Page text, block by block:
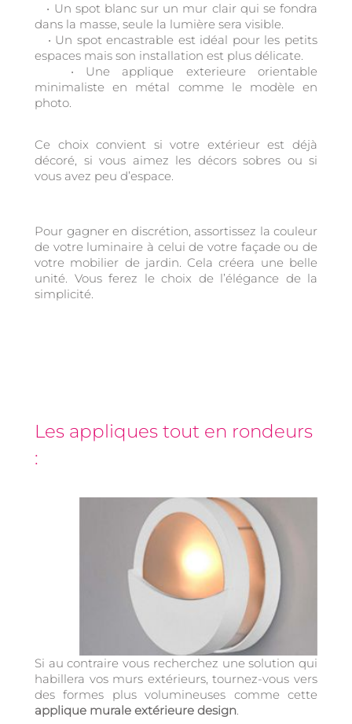
• Un spot blanc sur un mur clair qui se fondra
dans la masse, seule la lumière sera visible.
• Un spot encastrable est idéal pour les petits
espaces mais son installation est plus délicate.
• Une applique exterieure orientable
minimaliste en métal comme le modèle en
photo.
Ce choix convient si votre extérieur est déjà
décoré, si vous aimez les décors sobres ou si
vous avez peu d’espace.
Pour gagner en discrétion, assortissez la couleur
de votre luminaire à celui de votre façade ou de
votre mobilier de jardin. Cela créera une belle
unité. Vous ferez le choix de l’élégance de la
simplicité.
Les appliques tout en rondeurs
:
Si au contraire vous recherchez une solution qui
habillera vos murs extérieurs, tournez-vous vers
des formes plus volumineuses comme cette
applique murale extérieure design.